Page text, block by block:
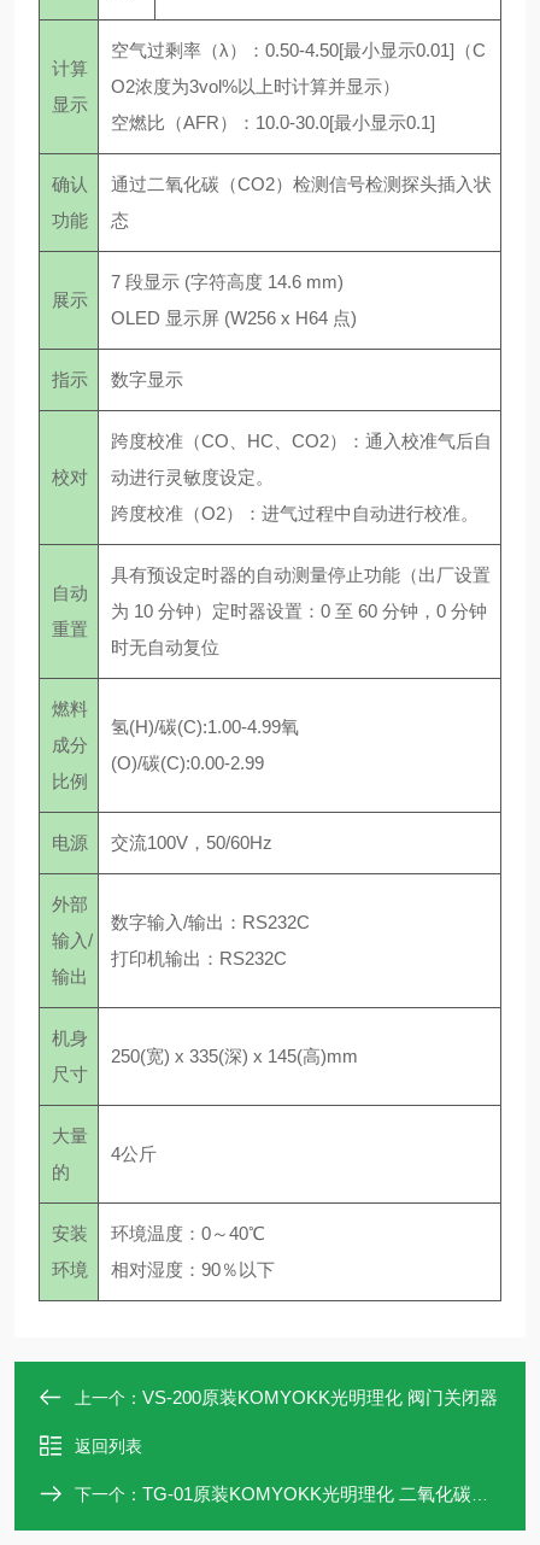
计算
显示
空气过剩率（λ）：0.50-4.50[最小显示0.01]（C
O2浓度为3vol%以上时计算并显示）
空燃比（AFR）：10.0-30.0[最小显示0.1]
确认
功能
通过二氧化碳（CO2）检测信号检测探头插入状
态
展示
7 段显示 (字符高度 14.6 mm)
OLED 显示屏 (W256 x H64 点)
指示 数字显示
校对
跨度校准（CO、HC、CO2）：通入校准气后自
动进行灵敏度设定。
跨度校准（O2）：进气过程中自动进行校准。
自动
重置
具有预设定时器的自动测量停止功能（出厂设置
为 10 分钟）定时器设置：0 至 60 分钟，0 分钟
时无自动复位
燃料
成分
比例
氢(H)/碳(C):1.00-4.99氧
(O)/碳(C):0.00-2.99
电源 交流100V，50/60Hz
外部
输入/
输出
数字输入/输出：RS232C
打印机输出：RS232C
机身
尺寸
250(宽) x 335(深) x 145(高)mm
大量
的
4公斤
安装
环境
环境温度：0～40℃
相对湿度：90％以下
上一个： VS-200原装KOMYOKK光明理化 阀门关闭器
返回列表
下一个： TG-01原装KOMYOKK光明理化 二氧化碳监测仪